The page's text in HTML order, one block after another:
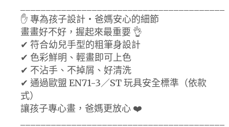
✋ 專為孩子設計・爸媽安心的細節
畫畫好不好，握起來最重要 👌
✔ 符合幼兒手型的粗筆身設計
✔ 色彩鮮明、輕畫即可上色
✔ 不沾手、不掉屑、好清洗
✔ 通過歐盟 EN71-3／ST 玩具安全標準（依款
式）
讓孩子專心畫，爸媽更放心 ❤️